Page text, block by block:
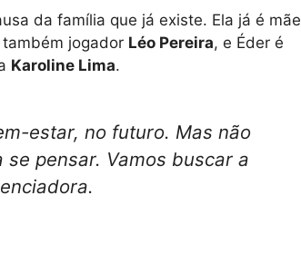
da família que já existe. Ela já é mãe
jogador Léo Pereira, e Éder é
Karoline Lima.
estar, no futuro. Mas não
pensar. Vamos buscar a